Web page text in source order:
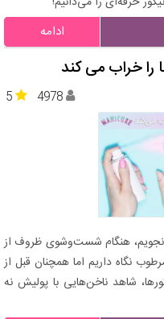
ادامه
5 4978
هنگام شست‌وشوی ظروف از
نگاه داریم اما همچنان قبل از
شاهد ناخن‌‌هایی با پولیش نه